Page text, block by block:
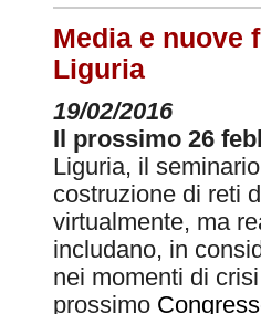
Media e nuove
Liguria
19/02/2016
Il prossimo 26
Liguria, il
costruzione di reti
virtualmente, ma
includano, in
nei momenti di
prossimo